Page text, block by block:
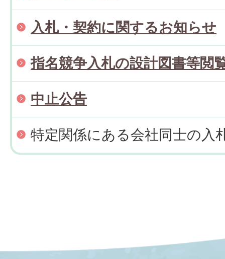
入札・契約に関するお知らせ
指名競争入札の設計図書等閲
中止公告
特定関係にある会社同士の入